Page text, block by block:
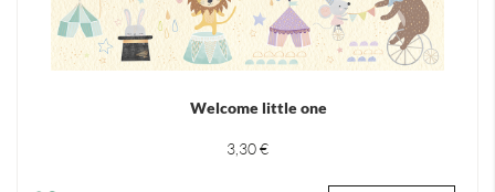
Welcome little one
3,30 €